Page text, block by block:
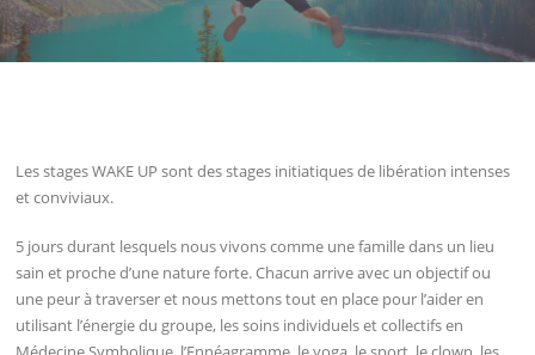
Les stages WAKE UP sont des stages initiatiques de libération intenses
et conviviaux.
5 jours durant lesquels nous vivons comme une famille dans un lieu
sain et proche d’une nature forte. Chacun arrive avec un objectif ou
une peur à traverser et nous mettons tout en place pour l’aider en
utilisant l’énergie du groupe, les soins individuels et collectifs en